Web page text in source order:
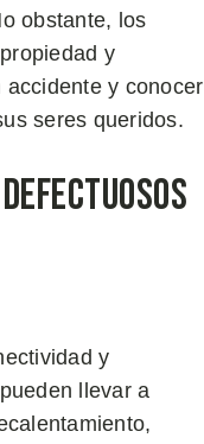
obstante, los
y
y conocer
seres queridos.
y
llevar a